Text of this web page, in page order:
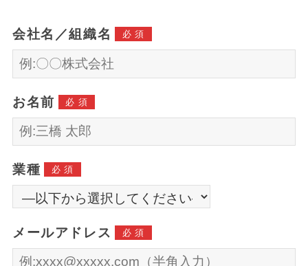
会社名／組織名 必須
お名前 必須
業種 必須
メールアドレス 必須